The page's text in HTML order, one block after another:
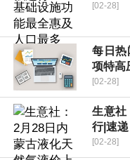
[02-28]
每日热
项特高
[02-28]
生意社
行|速递
[02-28]